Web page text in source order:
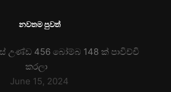
නවතම පුවත්
උණ්ඩ 456 බෝම්බ 148 ක් පාවිච්චි
කරලා
June 15, 2024